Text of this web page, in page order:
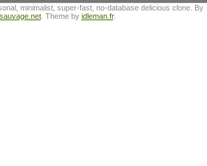
minimalist, super-fast, no-database delicious clone. By
. Theme by idleman.fr.